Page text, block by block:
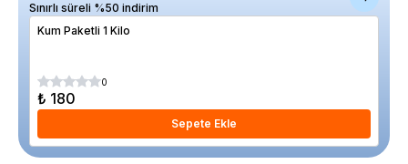
Sınırlı süreli %50 indirim
Kum Paketli 1 Kilo
0
₺ 180
Sepete Ekle